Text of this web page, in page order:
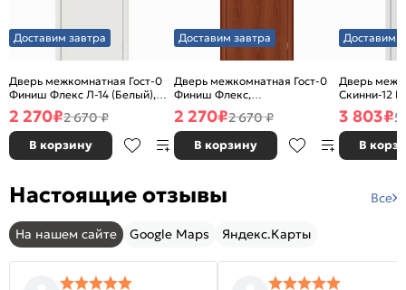
Доставим завтра
Дверь межкомнатная Гост-0
Финиш Флекс Л-14 (Белый),
глухая, каркасно-щитовая
2 270₽2 670 ₽
В корзину
Доставим завтра
Дверь межкомнатная Гост-0
Финиш Флекс,
Ламинированные Л-11
(ИталОрех), глухая, каркасно-
щитовая
2 270₽2 670 ₽
В корзину
Доставим
Дверь
Скинни-12
глухая,
3 803₽5
В
Настоящие отзывы Все
На нашем сайте Google Maps Яндекс.Карты